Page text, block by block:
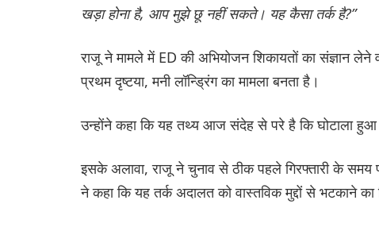
खड़ा होना है, आप मुझे छू नहीं सकते। यह कैसा तर्क है?”
राजू ने मामले में ED की अभियोजन शिकायतों का संज्ञान लेने
प्रथम दृष्टया, मनी लॉन्ड्रिंग का मामला बनता है।
उन्होंने कहा कि यह तथ्य आज संदेह से परे है कि घोटाला
इसके अलावा, राजू ने चुनाव से ठीक पहले गिरफ्तारी के समय
ने कहा कि यह तर्क अदालत को वास्तविक मुद्दों से भटकाने का